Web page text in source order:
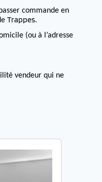
commande en
Trappes.
(ou à l’adresse
vendeur qui ne